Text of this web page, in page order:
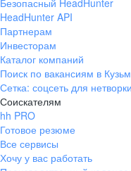
Безопасный HeadHunter
HeadHunter API
Партнерам
Инвесторам
Каталог компаний
Поиск по вакансиям в
Сетка: соцсеть для
Соискателям
hh PRO
Готовое резюме
Все сервисы
Хочу у вас работать